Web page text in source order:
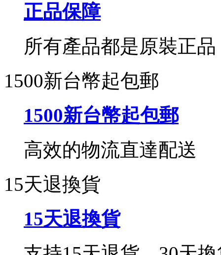
正品保障
所有產品都是原裝正品
1500新台幣起包郵
1500新台幣起包郵
高效的物流直達配送
15天退換貨
15天退換貨